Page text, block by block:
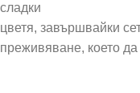
сладки
цветя, завършвайки
преживяване, което